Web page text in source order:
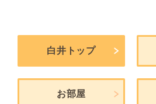
白井トップ
お部屋